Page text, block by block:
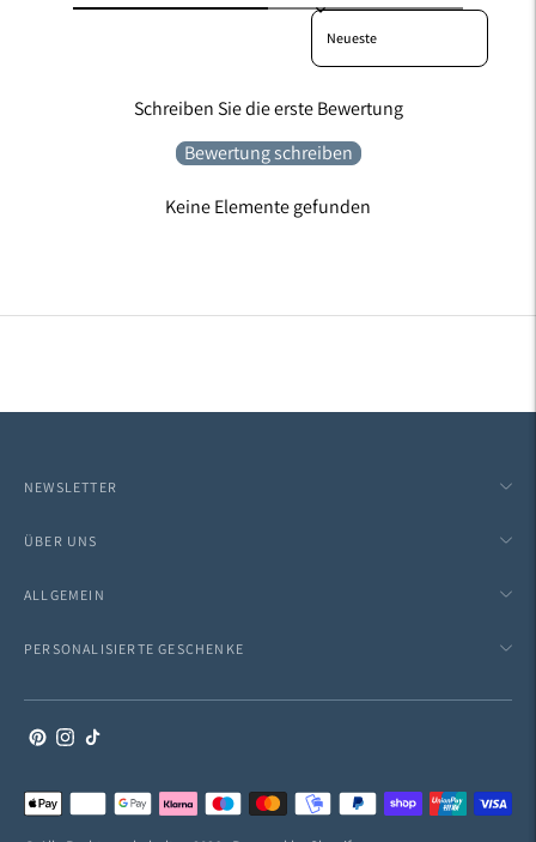
Sort reviews by
Schreiben Sie die erste Bewertung
Bewertung schreiben
Keine Elemente gefunden
NEWSLETTER
ÜBER UNS
ALLGEMEIN
PERSONALISIERTE GESCHENKE
Akzeptierte